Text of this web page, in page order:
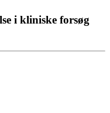
i kliniske forsøg